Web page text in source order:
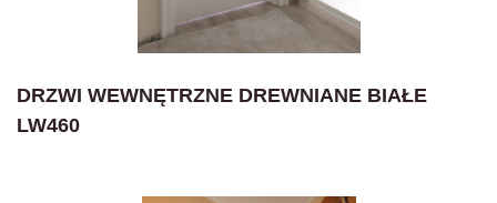
DRZWI WEWNĘTRZNE DREWNIANE BIAŁE
LW460